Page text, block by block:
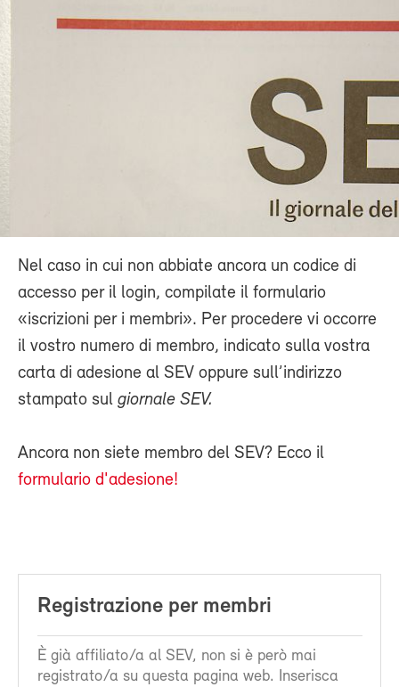
Nel caso in cui non abbiate ancora un codice di
accesso per il login, compilate il formulario
«iscrizioni per i membri». Per procedere vi occorre
il vostro numero di membro, indicato sulla vostra
carta di adesione al SEV oppure sull’indirizzo
stampato sul giornale SEV.
Ancora non siete membro del SEV? Ecco il
formulario d'adesione!
Registrazione per membri
È già affiliato/a al SEV, non si è però mai
registrato/a su questa pagina web. Inserisca